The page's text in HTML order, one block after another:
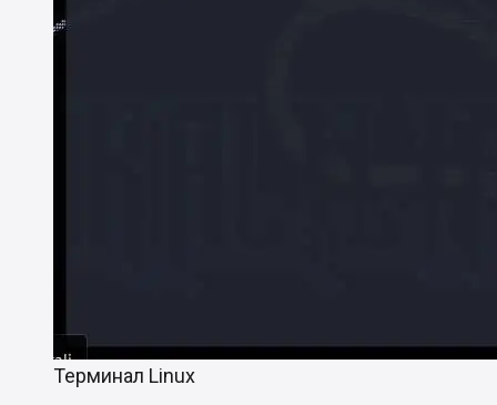
Терминал Linux